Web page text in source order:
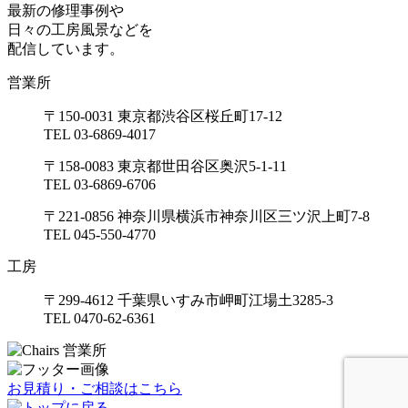
最新の修理事例や
日々の工房風景などを
配信しています。
営業所
〒150-0031 東京都渋谷区桜丘町17-12
TEL 03-6869-4017
〒158-0083 東京都世田谷区奥沢5-1-11
TEL 03-6869-6706
〒221-0856 神奈川県横浜市神奈川区三ツ沢上町7-8
TEL 045-550-4770
工房
〒299-4612 千葉県いすみ市岬町江場土3285-3
TEL 0470-62-6361
お見積り・ご相談はこちら